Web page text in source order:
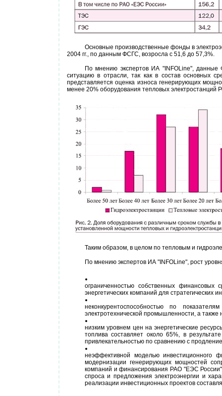
Основные производственные фонды в
2004 гг., по данным ФСГС, возросла с 51,6 до 57,3%.
По мнению экспертов ИА "INFOLine", данные
ситуацию в отрасли, так как в состав основных
представляется оценка износа генерирующих
менее 20% оборудования тепловых электростанций
Таким образом, в целом по тепловым и
По мнению экспертов ИА "INFOLine", рост
ограниченностью собственных финансовых
энергетических компаний для
неконкурентоспособностью по
электротехнической промышленности, а
низким уровнем цен на энергетические
топлива составляет около 65%, в
привлекательностью по сравнению с
неэффективной моделью инвестиционного
модернизации генерирующих мощностей
компаний и финансирования РАО "ЕЭС России"
спроса и предложения электроэнергии и
реализации инвестиционных проектов